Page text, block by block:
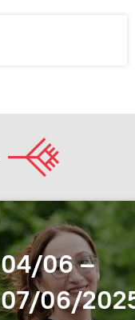
04/06 –
07/06/